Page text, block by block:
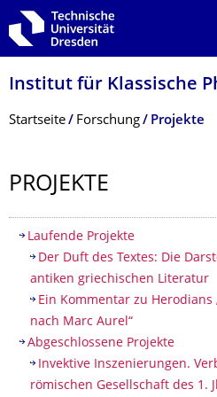
Zur Hauptnavigation springen
Zur Suche springen
Zum Inhalt springen
Institut für Klassische
Breadcrumb-Menü
Startseite Forschung Projekte
PROJEKTE
Inhaltsverzeichnis
Laufende Projekte
Der Duft des Textes: Die
antiken griechischen Literatur
Ein Kommentar zu Herodians
nach Marc Aurel“
Abgeschlossene Projekte
Invektive Inszenierungen.
römischen Gesellschaft des 1.